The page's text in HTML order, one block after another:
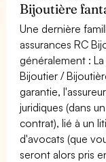
Bijoutière
Une dernière
assurances RC
généralement :
Bijoutier /
garantie,
juridiques (dans
contrat), lié à un
d'avocats (que
seront alors pris